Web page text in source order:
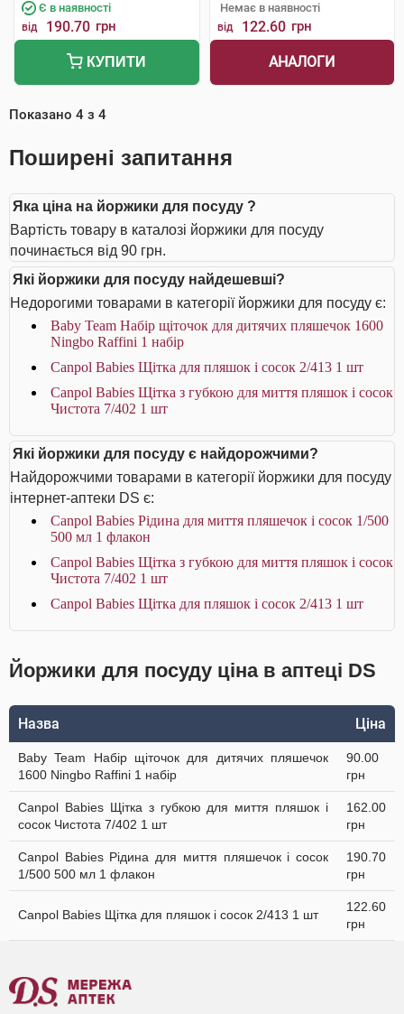
Є в наявності
від 190.70 грн
КУПИТИ
Немає в наявності
від 122.60 грн
АНАЛОГИ
Показано 4 з 4
Поширені запитання
Яка ціна на йоржики для посуду ?
Вартість товару в каталозі йоржики для посуду
починається від 90 грн.
Які йоржики для посуду найдешевші?
Недорогими товарами в категорії йоржики для посуду є:
Baby Team Набір щіточок для дитячих пляшечок 1600
Ningbo Raffini 1 набір
Canpol Babies Щітка для пляшок і сосок 2/413 1 шт
Canpol Babies Щітка з губкою для миття пляшок і сосок
Чистота 7/402 1 шт
Які йоржики для посуду є найдорожчими?
Найдорожчими товарами в категорії йоржики для посуду
інтернет-аптеки DS є:
Canpol Babies Рідина для миття пляшечок і сосок 1/500
500 мл 1 флакон
Canpol Babies Щітка з губкою для миття пляшок і сосок
Чистота 7/402 1 шт
Canpol Babies Щітка для пляшок і сосок 2/413 1 шт
Йоржики для посуду ціна в аптеці DS
Назва Ціна
Baby Team Набір щіточок для дитячих пляшечок
1600 Ningbo Raffini 1 набір
90.00
грн
Canpol Babies Щітка з губкою для миття пляшок і
сосок Чистота 7/402 1 шт
162.00
грн
Canpol Babies Рідина для миття пляшечок і сосок
1/500 500 мл 1 флакон
190.70
грн
Canpol Babies Щітка для пляшок і сосок 2/413 1 шт
122.60
грн